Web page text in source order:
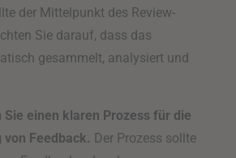
der Mittelpunkt des Review-
Sie darauf, dass das
gesammelt, analysiert und
Sie einen klaren Prozess für die
von Feedback. Der Prozess sollte